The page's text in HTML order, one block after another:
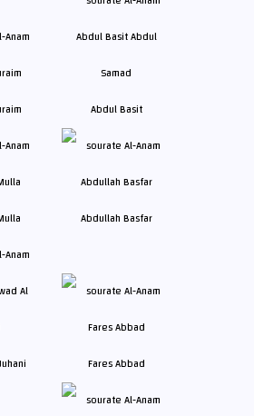
Abdul Basit
Abdullah Basfar
Fares Abbad